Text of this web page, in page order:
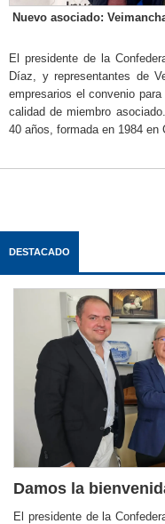
Nuevo asociado:
El presidente de la
Díaz, y representantes de
empresarios el convenio
calidad de miembro
40 años, formada en 1984
DESTACADO
Damos la
El presidente de la